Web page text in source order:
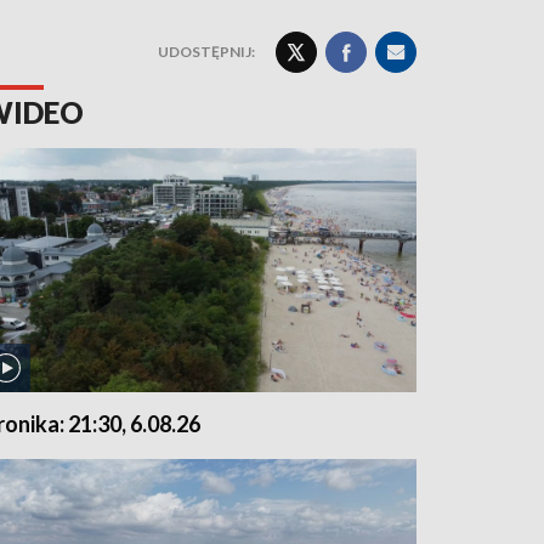
UDOSTĘPNIJ:
21:30, 6.08.26